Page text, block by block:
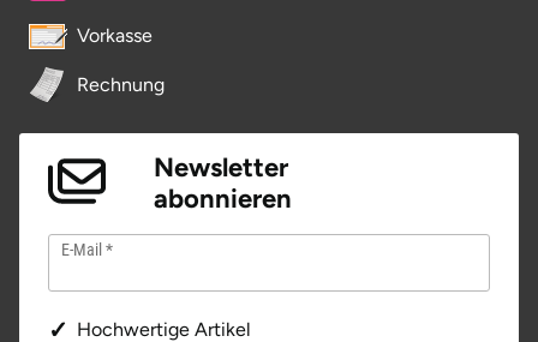
Vorkasse
Rechnung
Newsletter
abonnieren
E-Mail
Hochwertige Artikel
Rheine
Rodgau
Rostock
Rottweil
Rügen